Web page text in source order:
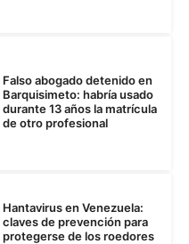
Falso abogado detenido en
Barquisimeto: habría usado
durante 13 años la matrícula
de otro profesional
Hantavirus en Venezuela:
claves de prevención para
protegerse de los roedores